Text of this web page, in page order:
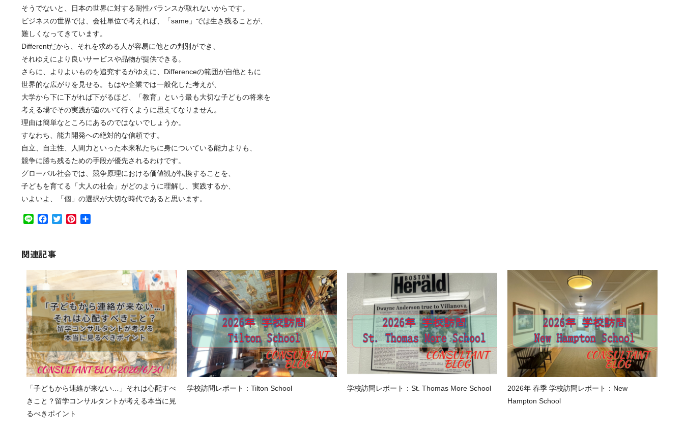
そうでないと、日本の世界に対する耐性バランスが取れないからです。
ビジネスの世界では、会社単位で考えれば、「same」では生き残ることが、
難しくなってきています。
Differentだから、それを求める人が容易に他との判別ができ、
それゆえにより良いサービスや品物が提供できる。
さらに、よりよいものを追究するがゆえに、Differenceの範囲が自他ともに
世界的な広がりを見せる。もはや企業では一般化した考えが、
大学から下に下がれば下がるほど、「教育」という最も大切な子どもの将来を
考える場でその実践が遠のいて行くように思えてなりません。
理由は簡単なところにあるのではないでしょうか。
すなわち、能力開発への絶対的な信頼です。
自立、自主性、人間力といった本来私たちに身についている能力よりも、
競争に勝ち残るための手段が優先されるわけです。
グローバル社会では、競争原理における価値観が転換することを、
子どもを育てる「大人の社会」がどのように理解し、実践するか、
いよいよ、「個」の選択が大切な時代であると思います。
Line Facebook
TwitterPinterest
関連記事
「子どもから連絡が来ない…」それは心配すべ
きこと？留学コンサルタントが考える本当に見
るべきポイント
学校訪問レポート：Tilton School 学校訪問レポート：St. Thomas More School
2026年 春季 学校訪問レポート：New
Hampton School